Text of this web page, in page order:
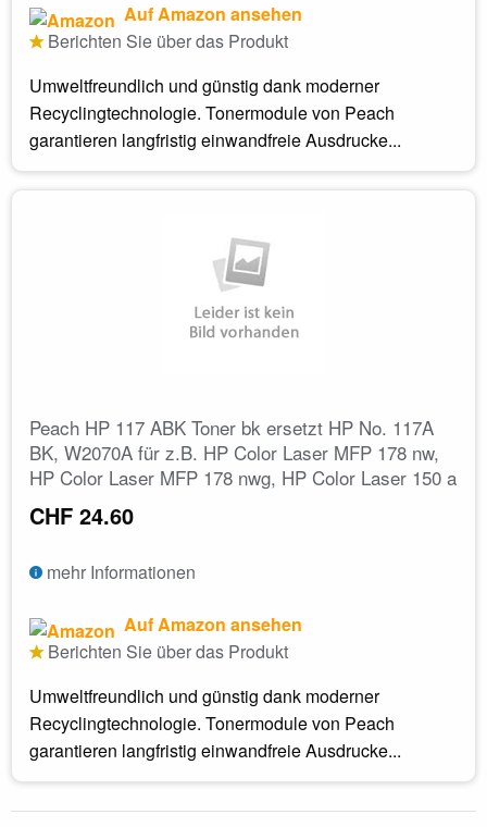
Auf Amazon ansehen
Berichten Sie über das Produkt
Umweltfreundlich und günstig dank moderner
Recyclingtechnologie. Tonermodule von Peach
garantieren langfristig einwandfreie Ausdrucke...
Peach HP 117 ABK Toner bk ersetzt HP No. 117A
BK, W2070A für z.B. HP Color Laser MFP 178 nw,
HP Color Laser MFP 178 nwg, HP Color Laser 150 a
CHF 24.60
mehr Informationen
Auf Amazon ansehen
Berichten Sie über das Produkt
Umweltfreundlich und günstig dank moderner
Recyclingtechnologie. Tonermodule von Peach
garantieren langfristig einwandfreie Ausdrucke...